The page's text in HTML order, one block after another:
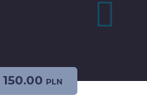
150.00 PLN